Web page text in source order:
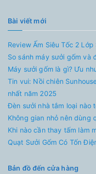
Bài viết mới
Review Ấm Siêu Tốc 2 Lớp
So sánh máy sưởi gốm và
Máy sưởi gốm là gì? Ưu
Tin vui: Nồi chiên
nhất năm 2025
Đèn sưởi nhà tắm loại nào
Không gian nhỏ nên dùng
Khi nào cần thay tấm làm
Quạt Sưởi Gốm Có Tốn
Bản đồ đến cửa hàng